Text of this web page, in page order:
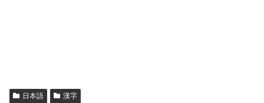
日本語 漢字